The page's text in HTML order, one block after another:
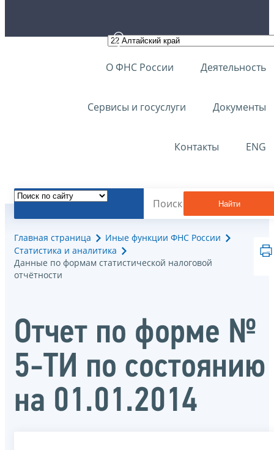
О ФНС России Деятельность
Сервисы и госуслуги Документы
Контакты ENG
Найти
Главная страница
Иные функции ФНС России
Статистика и аналитика
Данные по формам статистической налоговой
отчётности
Отчет по форме №
5-ТИ по состоянию
на 01.01.2014